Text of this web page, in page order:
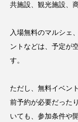
共施設、観光施設、
入場無料のマルシェ
ントなどは、予定が
す。
ただし、無料イベン
前予約が必要だった
いても、参加条件や